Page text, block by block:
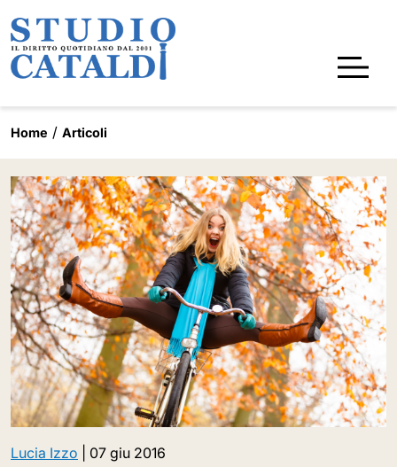
Home Articoli
Lucia Izzo 07 giu 2016